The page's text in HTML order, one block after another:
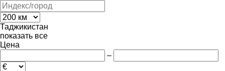
Таджикистан
показать все
Цена
–